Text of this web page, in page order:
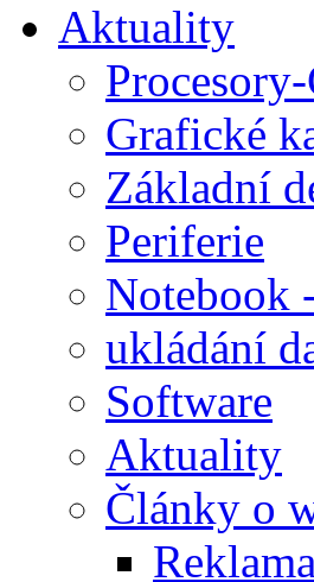
Aktuality
Grafické
Základní
Periferie
Notebook
ukládání
Software
Aktuality
Články o